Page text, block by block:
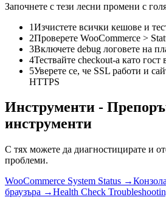
Започнете с тези лесни промени с
1Изчистете всички кешове и
2Проверете WooCommerce >
3Включете debug логовете на
4Тествайте checkout-а като
5Уверете се, че SSL работи и
HTTPS
Инструменти -
инструменти
С тях можете да диагностицирате и
проблеми.
WooCommerce System Status →
браузъра →Health Check